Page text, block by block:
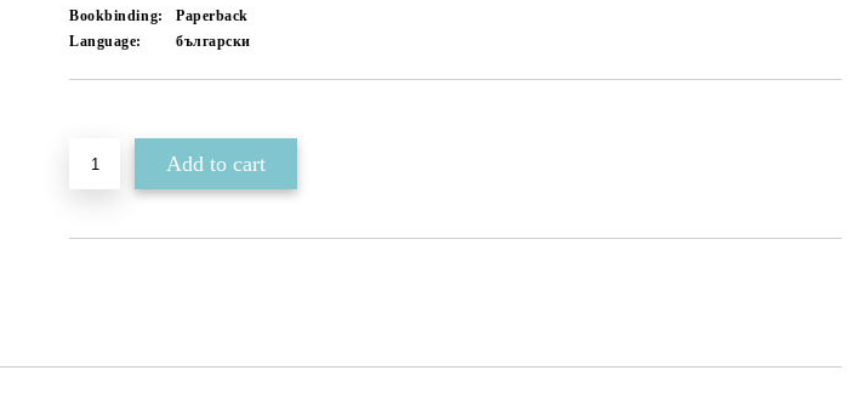
Bookbinding:
Paperback
Language:
български